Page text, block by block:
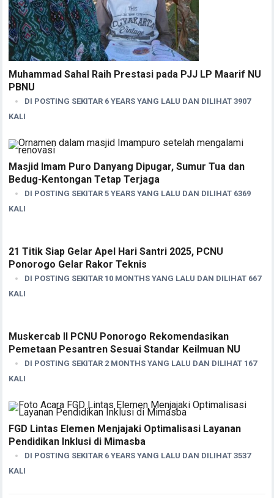
Muhammad Sahal Raih Prestasi pada PJJ LP Maarif NU
PBNU
DI POSTING SEKITAR 6 YEARS YANG LALU DAN DILIHAT 3907
KALI
Masjid Imam Puro Danyang Dipugar, Sumur Tua dan
Bedug-Kentongan Tetap Terjaga
DI POSTING SEKITAR 5 YEARS YANG LALU DAN DILIHAT 6369
KALI
21 Titik Siap Gelar Apel Hari Santri 2025, PCNU
Ponorogo Gelar Rakor Teknis
DI POSTING SEKITAR 10 MONTHS YANG LALU DAN DILIHAT 667
KALI
Muskercab II PCNU Ponorogo Rekomendasikan
Pemetaan Pesantren Sesuai Standar Keilmuan NU
DI POSTING SEKITAR 2 MONTHS YANG LALU DAN DILIHAT 167
KALI
FGD Lintas Elemen Menjajaki Optimalisasi Layanan
Pendidikan Inklusi di Mimasba
DI POSTING SEKITAR 6 YEARS YANG LALU DAN DILIHAT 3537
KALI